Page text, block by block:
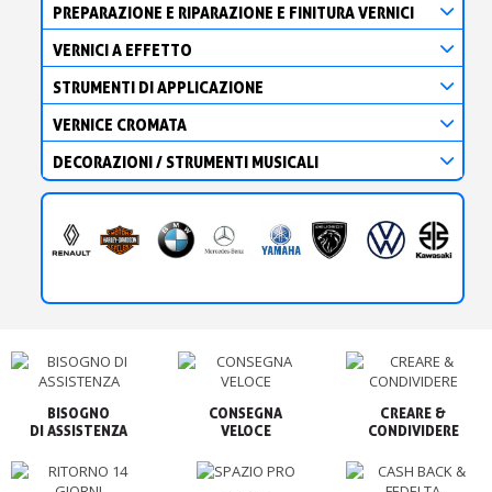
PREPARAZIONE E RIPARAZIONE E FINITURA VERNICI
VERNICI A EFFETTO
STRUMENTI DI APPLICAZIONE
VERNICE CROMATA
DECORAZIONI / STRUMENTI MUSICALI
BISOGNO
CONSEGNA
VELOCE
CREARE &
CONDIVIDERE